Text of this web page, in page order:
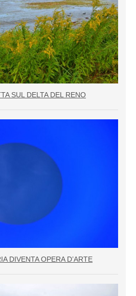
SUL DELTA DEL RENO
DIVENTA OPERA D’ARTE